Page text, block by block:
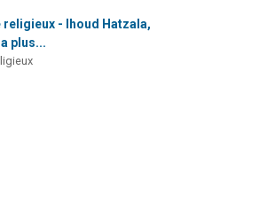
- Ihoud Hatzala,
plus...